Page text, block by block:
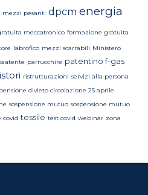
mezzi pesanti dpcm energia
meccatronico formazione gratuita
labrofico mezzi scarrabili Ministero
parrucchire patentino f-gas
ristrutturazioni servizi alla persona
divieto circolazione 25 aprile
sospensione mutuo sospensione mutuo
covid tessile test covid webinar zona